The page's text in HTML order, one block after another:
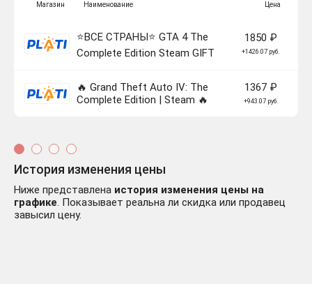
Магазин Наименование Цена
⭐️ВСЕ СТРАНЫ⭐️ GTA 4 The
Complete Edition Steam GIFT
1850 ₽
+1426.07 руб.
🔥 Grand Theft Auto IV: The
Complete Edition | Steam 🔥
1367 ₽
+943.07 руб.
История изменения цены
Ниже представлена история изменения цены на
графике. Показывает реальна ли скидка или продавец
завысил цену.